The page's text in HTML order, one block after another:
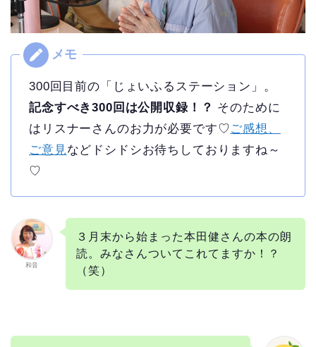
300回目前の「じょいふるステーション」。
記念すべき300回は公開収録！？ そのために
はリスナーさんのお力が必要です♡ご感想、
ご意見などドシドシお待ちしておりますね～
♡
和音
３月末から始まった本田健さんの本の朗
読。みなさんついてこれてますか！？
（笑）